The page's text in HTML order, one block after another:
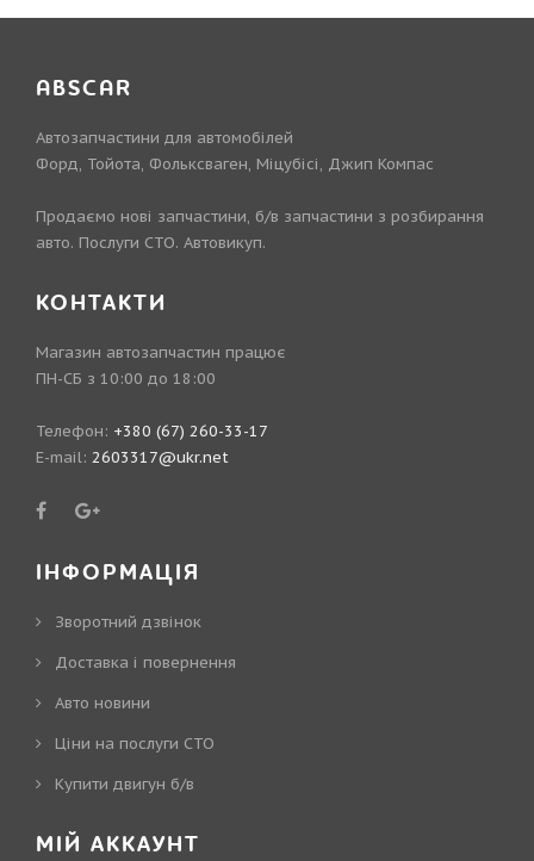
ABSCAR
Автозапчастини для автомобілей
Форд, Тойота, Фольксваген, Міцубісі, Джип Компас
Продаємо нові запчастини, б/в запчастини з розбирання
авто. Послуги СТО. Автовикуп.
КОНТАКТИ
Магазин автозапчастин працює
ПН-СБ з 10:00 до 18:00
Телефон: +380 (67) 260-33-17
E-mail: 2603317@ukr.net
ІНФОРМАЦІЯ
Зворотний дзвінок
Доставка і повернення
Авто новини
Ціни на послуги СТО
Купити двигун б/в
МІЙ АККАУНТ